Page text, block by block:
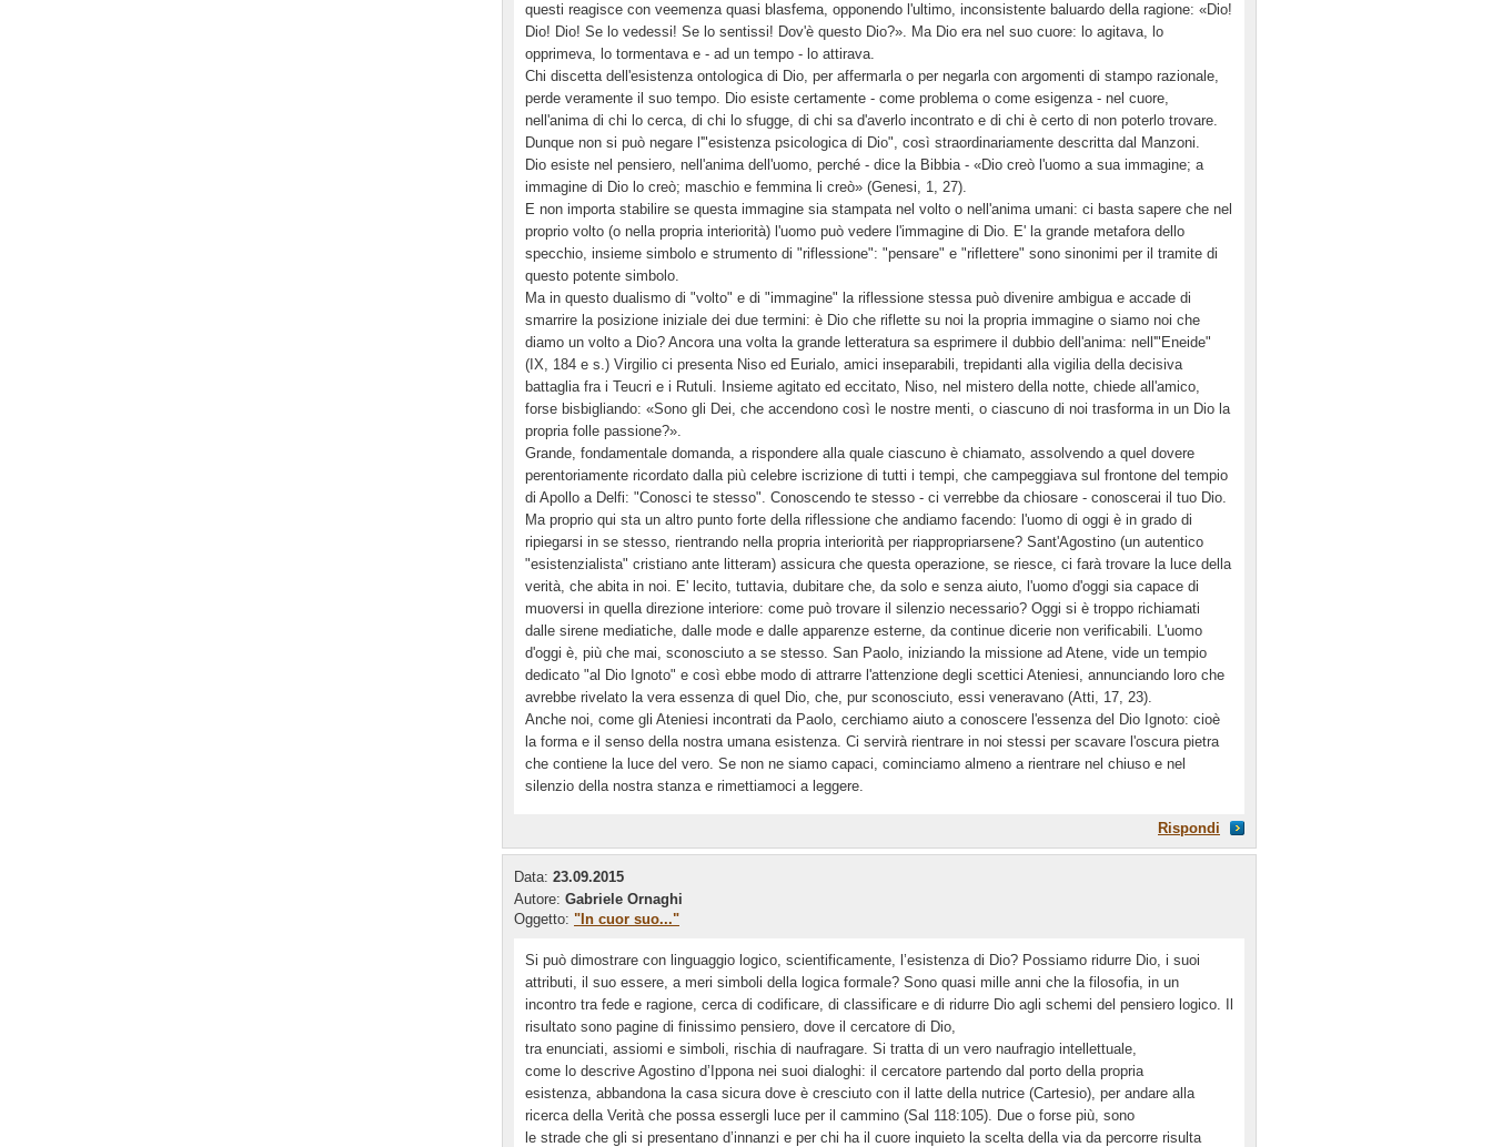
questi reagisce con veemenza quasi blasfema, opponendo l'ultimo, inconsistente baluardo della ragione: «Dio!
Dio! Dio! Se lo vedessi! Se lo sentissi! Dov'è questo Dio?». Ma Dio era nel suo cuore: lo agitava, lo
opprimeva, lo tormentava e - ad un tempo - lo attirava.
Chi discetta dell'esistenza ontologica di Dio, per affermarla o per negarla con argomenti di stampo razionale,
perde veramente il suo tempo. Dio esiste certamente - come problema o come esigenza - nel cuore,
nell'anima di chi lo cerca, di chi lo sfugge, di chi sa d'averlo incontrato e di chi è certo di non poterlo trovare.
Dunque non si può negare l'"esistenza psicologica di Dio", così straordinariamente descritta dal Manzoni.
Dio esiste nel pensiero, nell'anima dell'uomo, perché - dice la Bibbia - «Dio creò l'uomo a sua immagine; a
immagine di Dio lo creò; maschio e femmina li creò» (Genesi, 1, 27).
E non importa stabilire se questa immagine sia stampata nel volto o nell'anima umani: ci basta sapere che nel
proprio volto (o nella propria interiorità) l'uomo può vedere l'immagine di Dio. E' la grande metafora dello
specchio, insieme simbolo e strumento di "riflessione": "pensare" e "riflettere" sono sinonimi per il tramite di
questo potente simbolo.
Ma in questo dualismo di "volto" e di "immagine" la riflessione stessa può divenire ambigua e accade di
smarrire la posizione iniziale dei due termini: è Dio che riflette su noi la propria immagine o siamo noi che
diamo un volto a Dio? Ancora una volta la grande letteratura sa esprimere il dubbio dell'anima: nell'"Eneide"
(IX, 184 e s.) Virgilio ci presenta Niso ed Eurialo, amici inseparabili, trepidanti alla vigilia della decisiva
battaglia fra i Teucri e i Rutuli. Insieme agitato ed eccitato, Niso, nel mistero della notte, chiede all'amico,
forse bisbigliando: «Sono gli Dei, che accendono così le nostre menti, o ciascuno di noi trasforma in un Dio la
propria folle passione?».
Grande, fondamentale domanda, a rispondere alla quale ciascuno è chiamato, assolvendo a quel dovere
perentoriamente ricordato dalla più celebre iscrizione di tutti i tempi, che campeggiava sul frontone del tempio
di Apollo a Delfi: "Conosci te stesso". Conoscendo te stesso - ci verrebbe da chiosare - conoscerai il tuo Dio.
Ma proprio qui sta un altro punto forte della riflessione che andiamo facendo: l'uomo di oggi è in grado di
ripiegarsi in se stesso, rientrando nella propria interiorità per riappropriarsene? Sant'Agostino (un autentico
"esistenzialista" cristiano ante litteram) assicura che questa operazione, se riesce, ci farà trovare la luce della
verità, che abita in noi. E' lecito, tuttavia, dubitare che, da solo e senza aiuto, l'uomo d'oggi sia capace di
muoversi in quella direzione interiore: come può trovare il silenzio necessario? Oggi si è troppo richiamati
dalle sirene mediatiche, dalle mode e dalle apparenze esterne, da continue dicerie non verificabili. L'uomo
d'oggi è, più che mai, sconosciuto a se stesso. San Paolo, iniziando la missione ad Atene, vide un tempio
dedicato "al Dio Ignoto" e così ebbe modo di attrarre l'attenzione degli scettici Ateniesi, annunciando loro che
avrebbe rivelato la vera essenza di quel Dio, che, pur sconosciuto, essi veneravano (Atti, 17, 23).
Anche noi, come gli Ateniesi incontrati da Paolo, cerchiamo aiuto a conoscere l'essenza del Dio Ignoto: cioè
la forma e il senso della nostra umana esistenza. Ci servirà rientrare in noi stessi per scavare l'oscura pietra
che contiene la luce del vero. Se non ne siamo capaci, cominciamo almeno a rientrare nel chiuso e nel
silenzio della nostra stanza e rimettiamoci a leggere.
Rispondi
Data: 23.09.2015
Autore: Gabriele Ornaghi
Oggetto: "In cuor suo..."
Si può dimostrare con linguaggio logico, scientificamente, l’esistenza di Dio? Possiamo ridurre Dio, i suoi
attributi, il suo essere, a meri simboli della logica formale? Sono quasi mille anni che la filosofia, in un
incontro tra fede e ragione, cerca di codificare, di classificare e di ridurre Dio agli schemi del pensiero logico. Il
risultato sono pagine di finissimo pensiero, dove il cercatore di Dio,
tra enunciati, assiomi e simboli, rischia di naufragare. Si tratta di un vero naufragio intellettuale,
come lo descrive Agostino d’Ippona nei suoi dialoghi: il cercatore partendo dal porto della propria
esistenza, abbandona la casa sicura dove è cresciuto con il latte della nutrice (Cartesio), per andare alla
ricerca della Verità che possa essergli luce per il cammino (Sal 118:105). Due o forse più, sono
le strade che gli si presentano d’innanzi e per chi ha il cuore inquieto la scelta della via da percorre risulta